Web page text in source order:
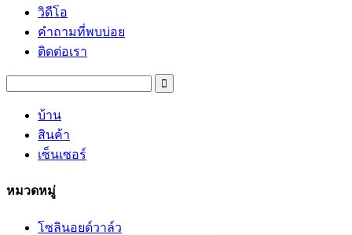
วิดีโอ
คำถามที่พบบ่อย
ติดต่อเรา
บ้าน
สินค้า
เซ็นเซอร์
หมวดหมู่
โซลินอยด์วาล์ว